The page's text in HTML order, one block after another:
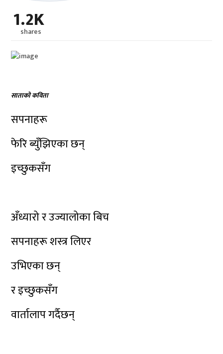
1.2K
shares
साताकाे कविता
सपनाहरू
फेरि ब्युँझिएका छन्
इच्छुकसँग
अँध्यारो र उज्यालोका बिच
सपनाहरू शस्त्र लिएर
उभिएका छन्
र इच्छुकसँग
वार्तालाप गर्दैछन्